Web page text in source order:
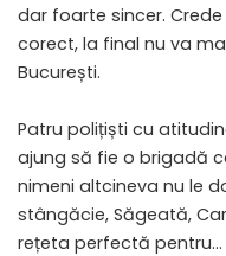
dar foarte sincer.
corect, la final nu va
București.
Patru polițiști cu
ajung să fie o brigadă
nimeni altcineva nu le
stângăcie, Săgeată,
rețeta perfectă pentru…